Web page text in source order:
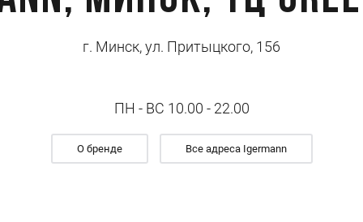
г. Минск, ул. Притыцкого, 156
ПН - ВС 10.00 - 22.00
О бренде Все адреса Igermann